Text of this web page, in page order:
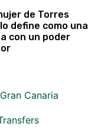
de Torres
define como una
con un poder
Canaria